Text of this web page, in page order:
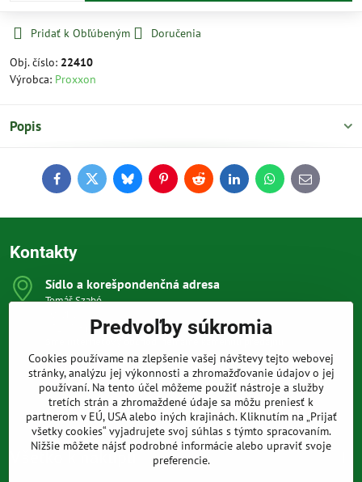
Pridať k Obľúbeným
Doručenia
Obj. číslo: 22410
Výrobca: Proxxon
Popis
FacebookTwitterBlueskyPinterestReddit LinkedInWhatsApp
E-
mail
Kontakty
Sídlo a korešpondenčná adresa
Tomáš Szabó
851 03 Bratislava
Sme internetový obchod, nemáme kamennú predajňu.
0903 709 305
(08:00 - 20:00 vrátane víkendov a sviatkov)
info​@prakticke-naradie​.sk
Všetko k nákupu
Predvoľby súkromia
Cookies používame na zlepšenie vašej návštevy tejto webovej
stránky, analýzu jej výkonnosti a zhromažďovanie údajov o jej
používaní. Na tento účel môžeme použiť nástroje a služby
tretích strán a zhromaždené údaje sa môžu preniesť k
partnerom v EÚ, USA alebo iných krajinách. Kliknutím na „Prijať
všetky cookies“ vyjadrujete svoj súhlas s týmto spracovaním.
Nižšie môžete nájsť podrobné informácie alebo upraviť svoje
preferencie.